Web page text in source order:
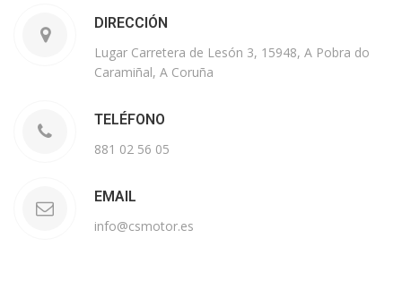
DIRECCIÓN
Lugar Carretera de Lesón 3, 15948, A Pobra do
Caramiñal, A Coruña
TELÉFONO
881 02 56 05
EMAIL
info@csmotor.es